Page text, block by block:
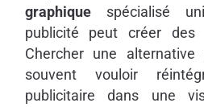
graphiquespécialisé
publicité peut créer des
Chercher une
souvent vouloir
publicitaire dans une